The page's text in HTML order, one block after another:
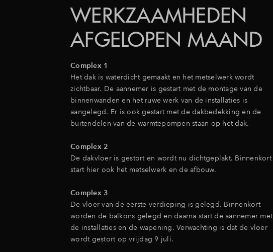
WERKZAAMHEDEN
AFGELOPEN MAAND
Complex 1
Het dak is waterdicht gemaakt en het metselwerk wordt
zichtbaar. De aannemer is gestart met de montage van de
binnenwanden en het ruwe werk van de installaties is
aangelegd. Er is ook gestart met de dakbedekking en de
buitendelen van de warmtepompen staan op het dak.
Complex 2
De dakvloer is gestort en wordt nu dichtgeplakt. Binnenkort
start hier ook het metselwerk en de afbouw.
Complex 3
De vloer van de eerste verdieping is gelegd. Binnenkort
worden de balkons gelegd en daarna start de aannemer met
de installaties en de wapening. Verwachting is dat de vloer
wordt gestort op vrijdag 9 juli.